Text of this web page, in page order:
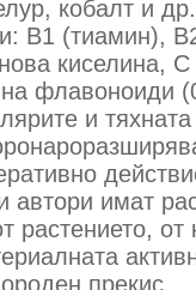
кобалт и
В1 (тиамин),
киселина,
флавоноиди
и
имат
растението,
прекис.